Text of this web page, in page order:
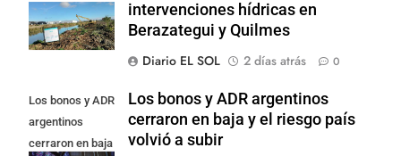
intervenciones hídricas en
Berazategui y Quilmes
Diario EL SOL
2 días atrás 0
Los bonos y ADR
argentinos
cerraron en baja
Los bonos y ADR argentinos
cerraron en baja y el riesgo país
volvió a subir